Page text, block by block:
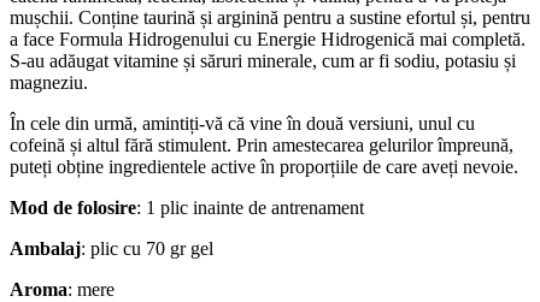
mușchii. Conține taurină și arginină pentru a sustine efortul și, pentru
a face Formula Hidrogenului cu Energie Hidrogenică mai completă.
S-au adăugat vitamine și săruri minerale, cum ar fi sodiu, potasiu și
magneziu.
În cele din urmă, amintiți-vă că vine în două versiuni, unul cu
cofeină și altul fără stimulent. Prin amestecarea gelurilor împreună,
puteți obține ingredientele active în proporțiile de care aveți nevoie.
Mod de folosire: 1 plic inainte de antrenament
Ambalaj: plic cu 70 gr gel
Aroma: mere